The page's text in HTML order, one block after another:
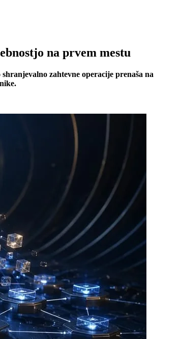
na prvem mestu
zahtevne operacije prenaša na